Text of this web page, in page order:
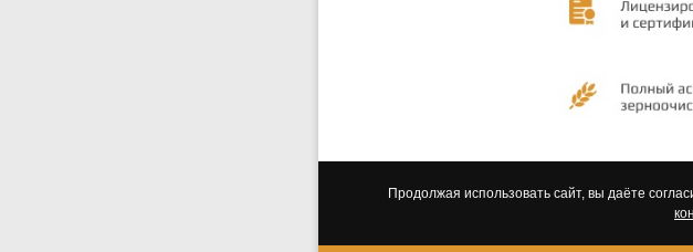
Продолжая использовать сайт, вы даёте